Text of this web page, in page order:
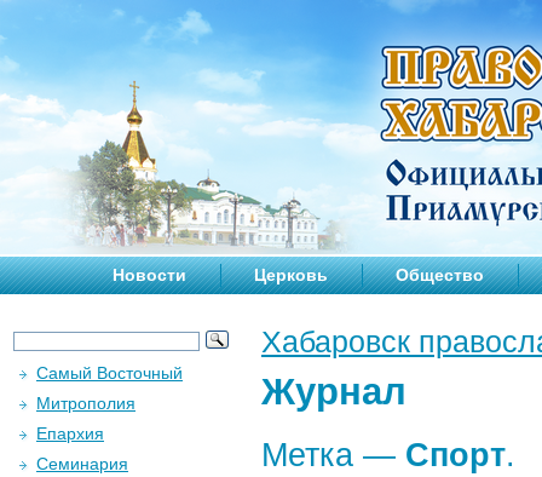
Новости Церковь Общество
Хабаровск
Журнал
Метка — Спорт.
Самый Восточный
Митрополия
Епархия
Семинария